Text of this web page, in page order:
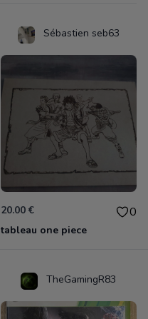
Sébastien seb63
20.00 € 0
tableau one piece
TheGamingR83